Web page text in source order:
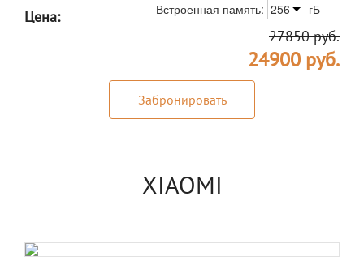
Встроенная память: 256 гБ
Цена:
27850руб.
24900руб.
Забронировать
XIAOMI